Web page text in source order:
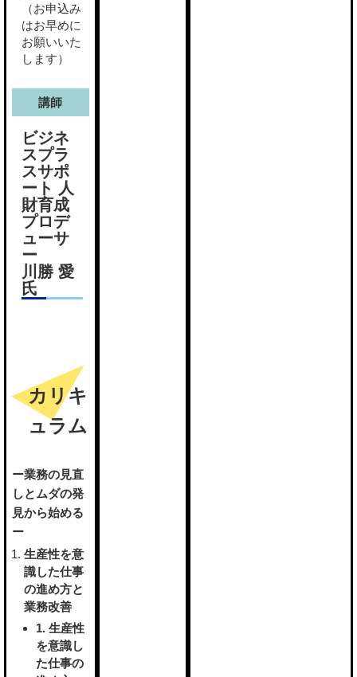
（お申込み
はお早めに
お願いいた
します）
講師
ビジネ
スプラ
スサポ
ート 人
財育成
プロデ
ューサ
ー
川勝 愛
氏
カリキ
ュラム
ー業務の見直
しとムダの発
見から始める
ー
生産性を意
識した仕事
の進め方と
業務改善
1. 生産性
を意識し
た仕事の